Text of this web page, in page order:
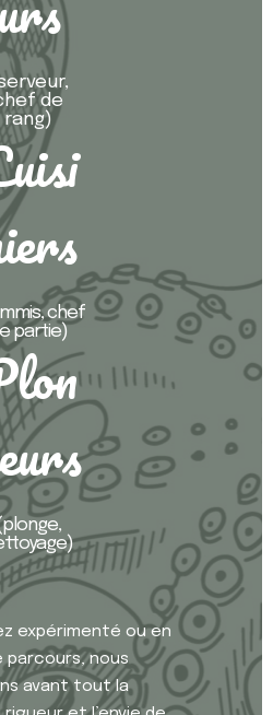
de
rang)
chef
partie)
expérimenté ou en
parcours, nous
avant tout la